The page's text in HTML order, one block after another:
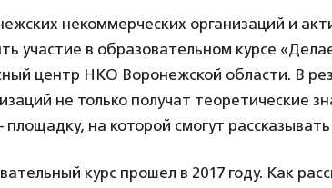
некоммерческих организаций и
участие в образовательном курсе
центр НКО Воронежской области. В
не только получат теоретические
площадку, на которой смогут
курс прошел в 2017 году. Как